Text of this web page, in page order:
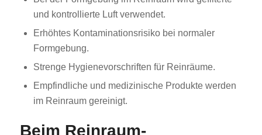
und kontrollierte Luft verwendet.
Erhöhtes Kontaminationsrisiko bei normaler
Formgebung.
Strenge Hygienevorschriften für Reinräume.
Empfindliche und medizinische Produkte werden
im Reinraum gereinigt.
Beim Reinraum-